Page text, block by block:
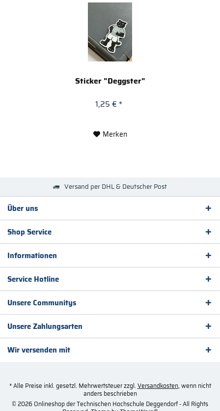
Sticker "Deggster"
1,25 € *
Merken
Versand per DHL & Deutscher Post
Über uns
Shop Service
Informationen
Service Hotline
Unsere Communitys
Unsere Zahlungsarten
Wir versenden mit
* Alle Preise inkl. gesetzl. Mehrwertsteuer zzgl. Versandkosten, wenn nicht
anders beschrieben
© 2026 Onlineshop der Technischen Hochschule Deggendorf - All Rights